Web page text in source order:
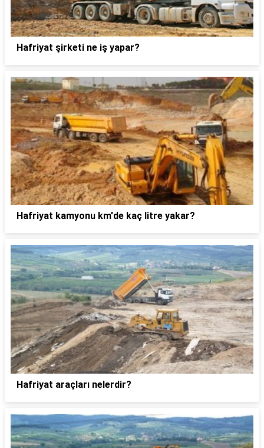
Hafriyat şirketi ne iş yapar?
Hafriyat kamyonu km'de kaç litre yakar?
Hafriyat araçları nelerdir?